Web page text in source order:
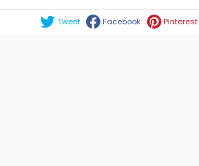
Tweet Facebook Pinterest